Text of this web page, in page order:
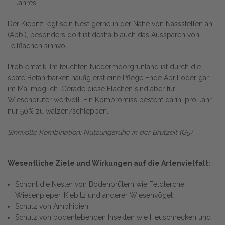
Jahres
Der Kiebitz legt sein Nest gerne in der Nähe von Nassstellen an
(Abb.), besonders dort ist deshalb auch das Aussparen von
Teilflächen sinnvoll.
Problematik: Im feuchten Niedermoorgrünland ist durch die
späte Befahrbarkeit häufig erst eine Pflege Ende April oder gar
im Mai möglich. Gerade diese Flächen sind aber für
Wiesenbrüter wertvoll. Ein Kompromiss besteht darin, pro Jahr
nur 50% zu walzen/schleppen.
Sinnvolle Kombination: Nutzungsruhe in der Brutzeit (G5)
Wesentliche Ziele und Wirkungen auf die Artenvielfalt:
Schont die Nester von Bodenbrütern wie Feldlerche,
Wiesenpieper, Kiebitz und anderer Wiesenvögel
Schutz von Amphibien
Schutz von bodenlebenden Insekten wie Heuschrecken und